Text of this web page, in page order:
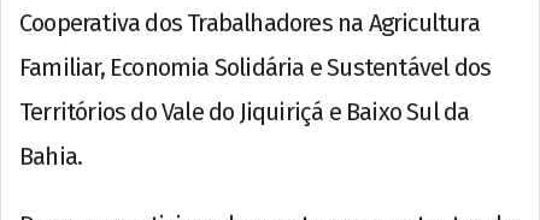
Cooperativa dos Trabalhadores na Agricultura
Familiar, Economia Solidária e Sustentável dos
Territórios do Vale do Jiquiriçá e Baixo Sul da
Bahia.